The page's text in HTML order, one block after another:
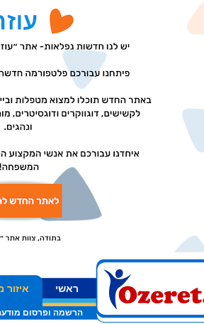
ראשי איזור
הרשמה ופרסום